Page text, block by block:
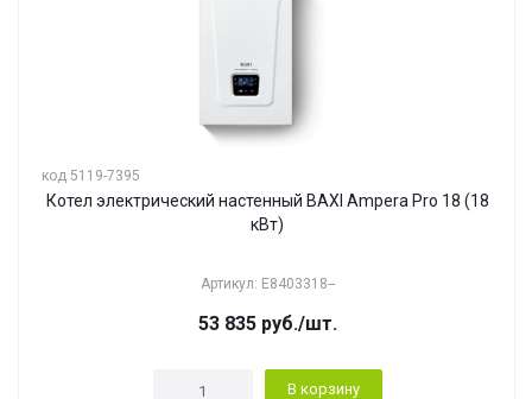
код 5119-7395
Котел электрический настенный BAXI Ampera Pro 18 (18
кВт)
Артикул: E8403318--
53 835руб./шт.
В корзину